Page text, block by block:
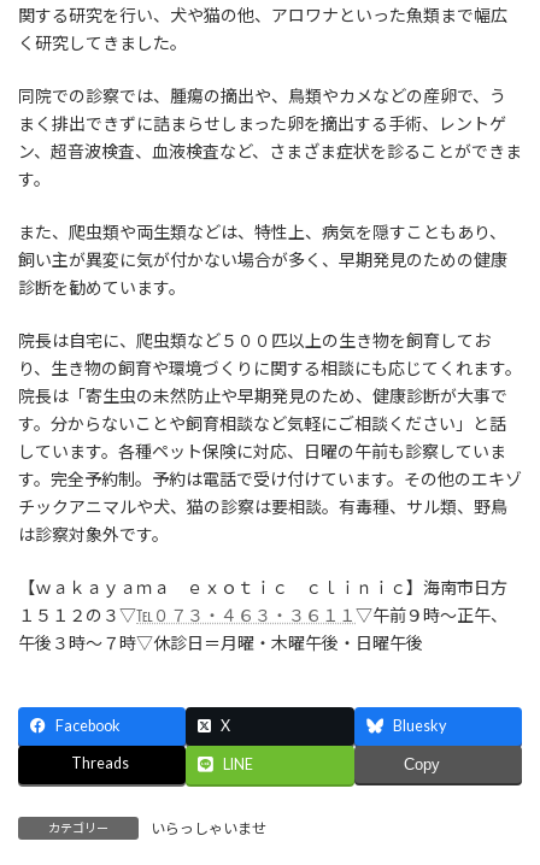
関する研究を行い、犬や猫の他、アロワナといった魚類まで幅広
く研究してきました。
同院での診察では、腫瘍の摘出や、鳥類やカメなどの産卵で、う
まく排出できずに詰まらせしまった卵を摘出する手術、レントゲ
ン、超音波検査、血液検査など、さまざま症状を診ることができま
す。
また、爬虫類や両生類などは、特性上、病気を隠すこともあり、
飼い主が異変に気が付かない場合が多く、早期発見のための健康
診断を勧めています。
院長は自宅に、爬虫類など５００匹以上の生き物を飼育してお
り、生き物の飼育や環境づくりに関する相談にも応じてくれます。
院長は「寄生虫の未然防止や早期発見のため、健康診断が大事で
す。分からないことや飼育相談など気軽にご相談ください」と話
しています。各種ペット保険に対応、日曜の午前も診察していま
す。完全予約制。予約は電話で受け付けています。その他のエキゾ
チックアニマルや犬、猫の診察は要相談。有毒種、サル類、野鳥
は診察対象外です。
【ｗａｋａｙａｍａ ｅｘｏｔｉｃ ｃｌｉｎｉｃ】海南市日方
１５１２の３▽℡０７３・４６３・３６１１▽午前９時～正午、
午後３時～７時▽休診日＝月曜・木曜午後・日曜午後
Facebook X Bluesky
Threads LINE Copy
カテゴリー いらっしゃいませ